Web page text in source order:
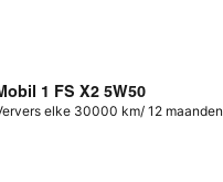
1 FS X2 5W50
elke 30000 km/ 12 maanden